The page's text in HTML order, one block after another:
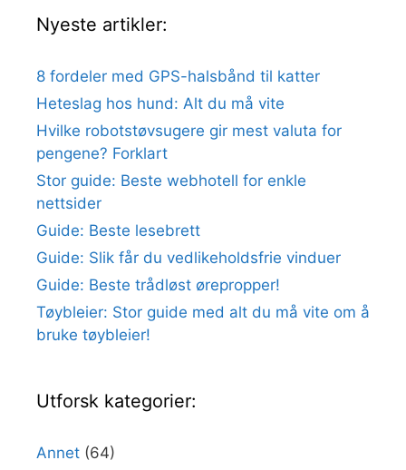
Nyeste artikler:
8 fordeler med GPS-halsbånd til katter
Heteslag hos hund: Alt du må vite
Hvilke robotstøvsugere gir mest valuta for
pengene? Forklart
Stor guide: Beste webhotell for enkle
nettsider
Guide: Beste lesebrett
Guide: Slik får du vedlikeholdsfrie vinduer
Guide: Beste trådløst ørepropper!
Tøybleier: Stor guide med alt du må vite om å
bruke tøybleier!
Utforsk kategorier:
Annet (64)